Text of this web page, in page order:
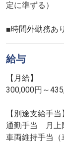
定に準ずる）
■時間外勤務あり
給与
【月給】
300,000円～
【別途支給手当
通勤手当 月上
車両維持手当